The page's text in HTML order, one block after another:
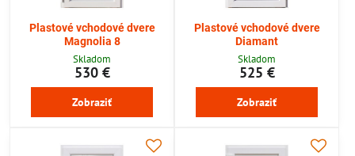
Plastové vchodové dvere
Magnolia 8
Skladom
530 €
Zobraziť
Plastové vchodové dvere
Diamant
Skladom
525 €
Zobraziť